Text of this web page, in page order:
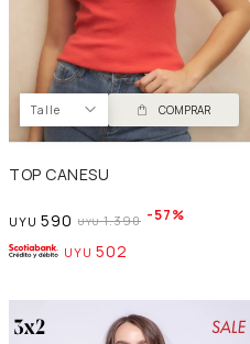
Talle COMPRAR
TOP CANESU
UYU 590 UYU 1.390 57
UYU 502